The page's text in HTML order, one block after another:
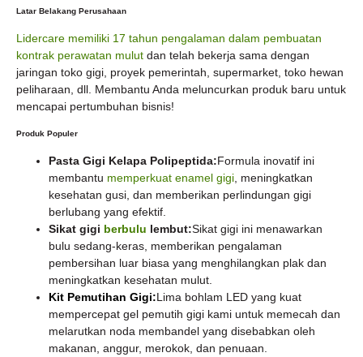
Latar Belakang Perusahaan
Lidercare memiliki 17 tahun pengalaman dalam pembuatan
kontrak perawatan mulut dan telah bekerja sama dengan
jaringan toko gigi, proyek pemerintah, supermarket, toko hewan
peliharaan, dll. Membantu Anda meluncurkan produk baru untuk
mencapai pertumbuhan bisnis!
Produk Populer
Pasta Gigi Kelapa Polipeptida:Formula inovatif ini
membantu memperkuat enamel gigi , meningkatkan
kesehatan gusi, dan memberikan perlindungan gigi
berlubang yang efektif.
Sikat gigi berbulu lembut:Sikat gigi ini menawarkan
bulu sedang-keras, memberikan pengalaman
pembersihan luar biasa yang menghilangkan plak dan
meningkatkan kesehatan mulut.
Kit Pemutihan Gigi:Lima bohlam LED yang kuat
mempercepat gel pemutih gigi kami untuk memecah dan
melarutkan noda membandel yang disebabkan oleh
makanan, anggur, merokok, dan penuaan.